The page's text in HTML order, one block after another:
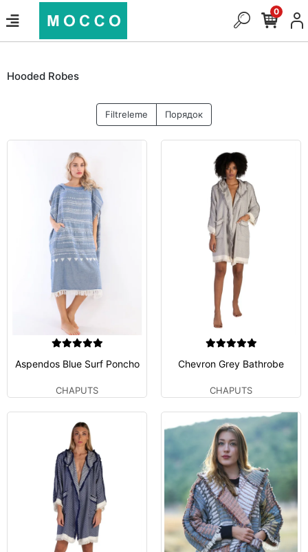
0
Hooded Robes
Filtreleme Порядок
Aspendos Blue Surf Poncho
CHAPUTS
Chevron Grey Bathrobe
CHAPUTS